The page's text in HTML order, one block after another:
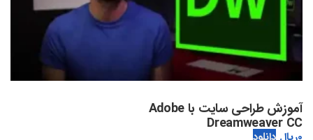
آموزش طراحی سایت با Adobe
Dreamweaver CC